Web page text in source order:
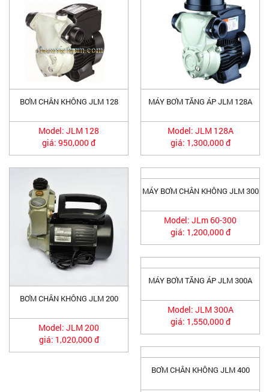
BƠM CHÂN KHÔNG JLM 128
Model: JLM 128
giá: 950,000 đ
MÁY BƠM TĂNG ÁP JLM 128A
Model: JLM 128A
giá: 1,300,000 đ
BƠM CHÂN KHÔNG JLM 200
Model: JLM 200
giá: 1,020,000 đ
MÁY BƠM CHÂN KHÔNG JLM 300
Model: JLm 60-300
giá: 1,200,000 đ
MÁY BƠM TĂNG ÁP JLM 300A
Model: JLM 300A
giá: 1,550,000 đ
BƠM CHÂN KHÔNG JLM 400